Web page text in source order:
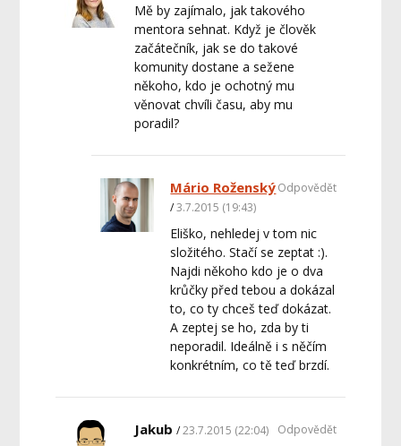
Mě by zajímalo, jak takového
mentora sehnat. Když je člověk
začátečník, jak se do takové
komunity dostane a sežene
někoho, kdo je ochotný mu
věnovat chvíli času, aby mu
poradil?
Mário Roženský
3.7.2015 (19:43)
Eliško, nehledej v tom nic
složitého. Stačí se zeptat :).
Najdi někoho kdo je o dva
krůčky před tebou a dokázal
to, co ty chceš teď dokázat.
A zeptej se ho, zda by ti
neporadil. Ideálně i s něčím
konkrétním, co tě teď brzdí.
Odpovědět
Jakub 23.7.2015 (22:04) Odpovědět